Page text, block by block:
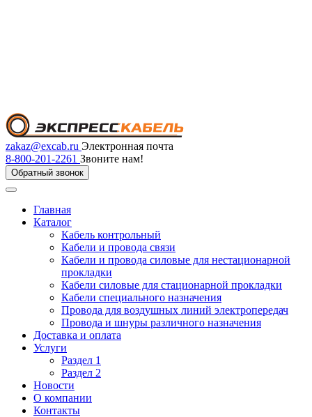
zakaz@excab.ru Электронная почта
8-800-201-2261 Звоните нам!
Обратный звонок
Главная
Каталог
Кабель контрольный
Кабели и провода связи
Кабели и провода силовые для нестационарной
прокладки
Кабели силовые для стационарной прокладки
Кабели специального назначения
Провода для воздушных линий электропередач
Провода и шнуры различного назначения
Доставка и оплата
Услуги
Раздел 1
Раздел 2
Новости
О компании
Контакты